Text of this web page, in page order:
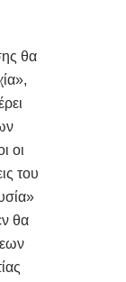
θα
οι
του
θα